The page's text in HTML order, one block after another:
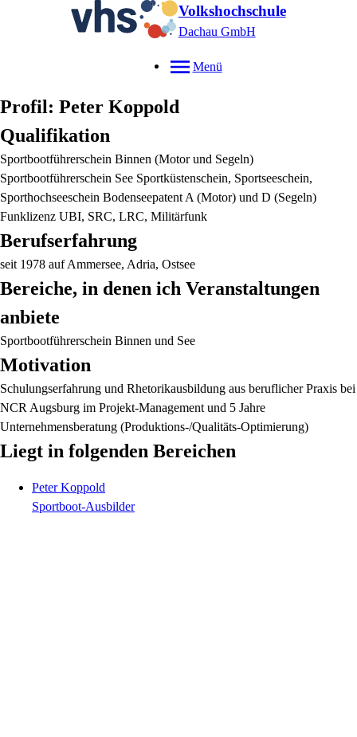
Volkshochschule
Dachau GmbH
Menü
Profil: Peter Koppold
Qualifikation
Sportbootführerschein Binnen (Motor und Segeln)
Sportbootführerschein See Sportküstenschein, Sportseeschein,
Sporthochseeschein Bodenseepatent A (Motor) und D (Segeln)
Funklizenz UBI, SRC, LRC, Militärfunk
Berufserfahrung
seit 1978 auf Ammersee, Adria, Ostsee
Bereiche, in denen ich Veranstaltungen
anbiete
Sportbootführerschein Binnen und See
Motivation
Schulungserfahrung und Rhetorikausbildung aus beruflicher Praxis bei
NCR Augsburg im Projekt-Management und 5 Jahre
Unternehmensberatung (Produktions-/Qualitäts-Optimierung)
Liegt in folgenden Bereichen
PeterKoppold
Sportboot-Ausbilder